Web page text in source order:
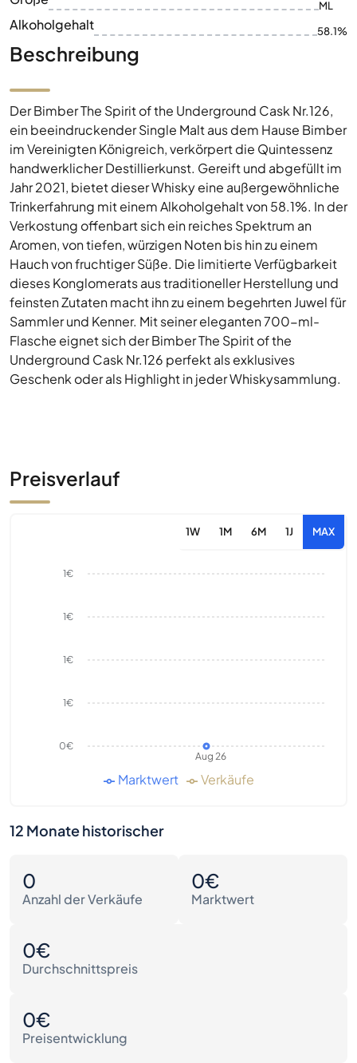
ML
Alkoholgehalt 58.1%
Beschreibung
Der Bimber The Spirit of the Underground Cask Nr.126,
ein beeindruckender Single Malt aus dem Hause Bimber
im Vereinigten Königreich, verkörpert die Quintessenz
handwerklicher Destillierkunst. Gereift und abgefüllt im
Jahr 2021, bietet dieser Whisky eine außergewöhnliche
Trinkerfahrung mit einem Alkoholgehalt von 58.1%. In der
Verkostung offenbart sich ein reiches Spektrum an
Aromen, von tiefen, würzigen Noten bis hin zu einem
Hauch von fruchtiger Süße. Die limitierte Verfügbarkeit
dieses Konglomerats aus traditioneller Herstellung und
feinsten Zutaten macht ihn zu einem begehrten Juwel für
Sammler und Kenner. Mit seiner eleganten 700-ml-
Flasche eignet sich der Bimber The Spirit of the
Underground Cask Nr.126 perfekt als exklusives
Geschenk oder als Highlight in jeder Whiskysammlung.
Preisverlauf
1W 1M 6M 1J MAX
Aug 26
0€
1€
1€
1€
1€
Marktwert Verkäufe
12 Monate historischer
0
Anzahl der Verkäufe
0€
Marktwert
0€
Durchschnittspreis
0€
Preisentwicklung